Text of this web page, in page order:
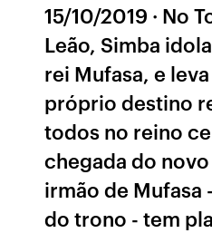
15/10/2019 · No
Leão, Simba
rei Mufasa, e
próprio destino
todos no reino
chegada do
irmão de Mufasa
do trono - tem